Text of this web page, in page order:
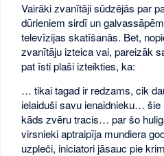
Vairāki zvanītāji sūdzējās par
dūrieniem sirdī un
televīzijas skatīšanās. Bet,
zvanītāju izteica vai, pareizāk
pat īsti plaši izteikties, ka:
… tikai tagad ir redzams, cik
ielaiduši savu ienaidnieku…
kāds zvēru tracis… par šo
virsnieki aptraipīja mundiera
uzpleči, iniciatori jāsauc pie